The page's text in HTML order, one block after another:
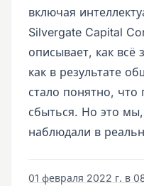
включая
Silvergate Capital
описывает, как всё
как в результате
стало понятно, что
сбыться. Но это
наблюдали в
01 февраля 2022 г. в